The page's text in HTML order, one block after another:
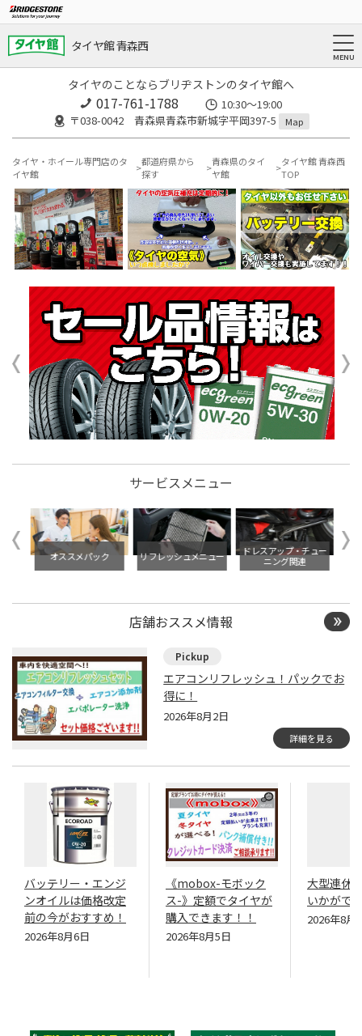
タイヤ館 青森西
タイヤのことならブリヂストンのタイヤ館へ
017-761-1788
10:30〜19:00
〒038-0042 青森県青森市新城字平岡397-5
Map
タイヤ・ホイール専門店のタ
イヤ館
都道府県から
探す
青森県のタイ
ヤ館
タイヤ館 青森西
TOP
サービスメニュー
ュ オススメパック リフレッシュメニュー
ドレスアップ・チュー
ニング関連
タ
店舗おススメ情報
エアコンリフレッシュ！パックでお
得に！
2026年8月2日
詳細を見る
バッテリー・エンジ
ンオイルは価格改定
前の今がおすすめ！
2026年8月6日
《mobox-モボック
ス-》定額でタイヤが
購入できます！！
2026年8月5日
大型連休
いかがで
2026年8月